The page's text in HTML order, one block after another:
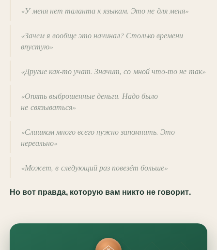
«У меня нет таланта к языкам. Это не для меня»
«Зачем я вообще это начинал? Столько времени
впустую»
«Другие как-то учат. Значит, со мной что-то не так»
«Опять выброшенные деньги. Надо было
не связываться»
«Слишком много всего нужно запомнить. Это
нереально»
«Может, в следующий раз повезёт больше»
Но вот правда, которую вам никто не говорит.